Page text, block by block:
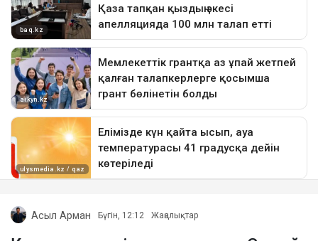
Асыл Арман Бүгін, 12:12 Жаңалықтар